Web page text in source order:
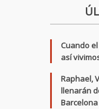
Cuando
así
Raphael,
llenarán
Barcelona